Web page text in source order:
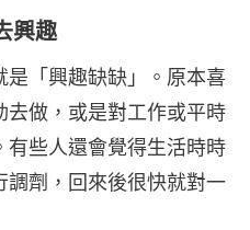
興趣
「興趣缺缺」。原本喜
做，或是對工作或平時
有些人還會覺得生活時時
調劑，回來後很快就對一